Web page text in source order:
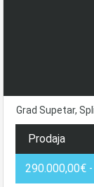
Grad Supetar,
Prodaja
290.000,00€